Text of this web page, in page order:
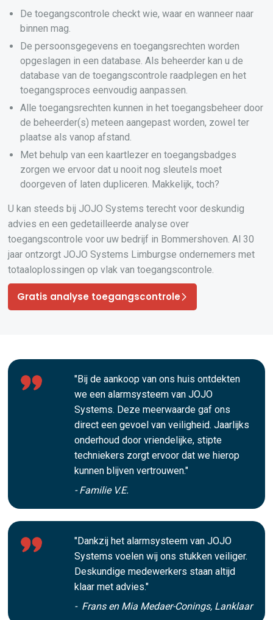
De toegangscontrole checkt wie, waar en wanneer naar
binnen mag.
De persoonsgegevens en toegangsrechten worden
opgeslagen in een database. Als beheerder kan u de
database van de toegangscontrole raadplegen en het
toegangsproces eenvoudig aanpassen.
Alle toegangsrechten kunnen in het toegangsbeheer door
de beheerder(s) meteen aangepast worden, zowel ter
plaatse als vanop afstand.
Met behulp van een kaartlezer en toegangsbadges
zorgen we ervoor dat u nooit nog sleutels moet
doorgeven of laten dupliceren. Makkelijk, toch?
U kan steeds bij JOJO Systems terecht voor deskundig
advies en een gedetailleerde analyse over
toegangscontrole voor uw bedrijf in Bommershoven. Al 30
jaar ontzorgt JOJO Systems Limburgse ondernemers met
totaaloplossingen op vlak van toegangscontrole.
Gratis analyse toegangscontrole
"Bij de aankoop van ons huis ontdekten
we een alarmsysteem van JOJO
Systems. Deze meerwaarde gaf ons
direct een gevoel van veiligheid. Jaarlijks
onderhoud door vriendelijke, stipte
techniekers zorgt ervoor dat we hierop
kunnen blijven vertrouwen."
- Familie V.E.
"Dankzij het alarmsysteem van JOJO
Systems voelen wij ons stukken veiliger.
Deskundige medewerkers staan altijd
klaar met advies."
- Frans en Mia Medaer-Conings, Lanklaar